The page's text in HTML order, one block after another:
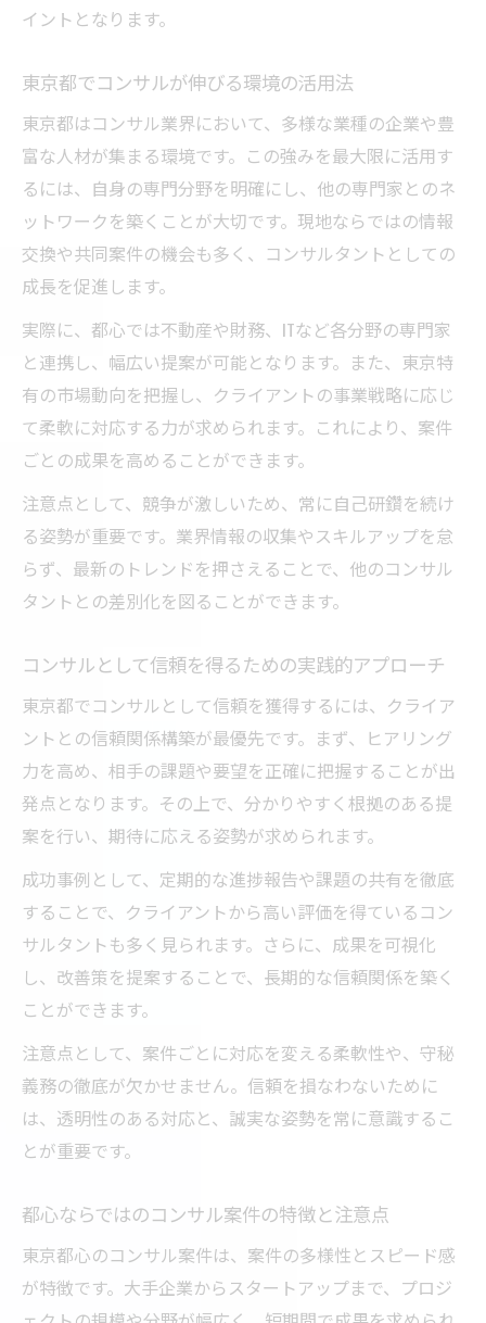
コンサル力を伸ばす都内現場の具体事例
成功を掴むための必須スキルと戦略
コンサルで求められる最新スキルの習得法
東京都のコンサルで有利な戦略的思考とは
キャリアアップに繋がる実務スキル強化術
コンサル成功へ導く戦略立案のポイント
都心の競争で勝つコンサルスキルの磨き方
コンサル業界に訪れる東京都の最新トレン
都心コンサルが注目する新サービスと動向
東京都で広がるコンサルの多様な役割
コンサルの新潮流をリードする都内企業の
特徴
東京都で変化するコンサルの働き方に注目
イントとなります。
東京都でコンサルが伸びる環境の活用法
東京都はコンサル業界において、多様な業種の企業や豊
富な人材が集まる環境です。この強みを最大限に活用す
るには、自身の専門分野を明確にし、他の専門家とのネ
ットワークを築くことが大切です。現地ならではの情報
交換や共同案件の機会も多く、コンサルタントとしての
成長を促進します。
実際に、都心では不動産や財務、ITなど各分野の専門家
と連携し、幅広い提案が可能となります。また、東京特
有の市場動向を把握し、クライアントの事業戦略に応じ
て柔軟に対応する力が求められます。これにより、案件
ごとの成果を高めることができます。
注意点として、競争が激しいため、常に自己研鑽を続け
る姿勢が重要です。業界情報の収集やスキルアップを怠
らず、最新のトレンドを押さえることで、他のコンサル
タントとの差別化を図ることができます。
コンサルとして信頼を得るための実践的アプローチ
東京都でコンサルとして信頼を獲得するには、クライア
ントとの信頼関係構築が最優先です。まず、ヒアリング
力を高め、相手の課題や要望を正確に把握することが出
発点となります。その上で、分かりやすく根拠のある提
案を行い、期待に応える姿勢が求められます。
成功事例として、定期的な進捗報告や課題の共有を徹底
することで、クライアントから高い評価を得ているコン
サルタントも多く見られます。さらに、成果を可視化
し、改善策を提案することで、長期的な信頼関係を築く
ことができます。
注意点として、案件ごとに対応を変える柔軟性や、守秘
義務の徹底が欠かせません。信頼を損なわないために
は、透明性のある対応と、誠実な姿勢を常に意識するこ
とが重要です。
都心ならではのコンサル案件の特徴と注意点
東京都心のコンサル案件は、案件の多様性とスピード感
が特徴です。大手企業からスタートアップまで、プロジ